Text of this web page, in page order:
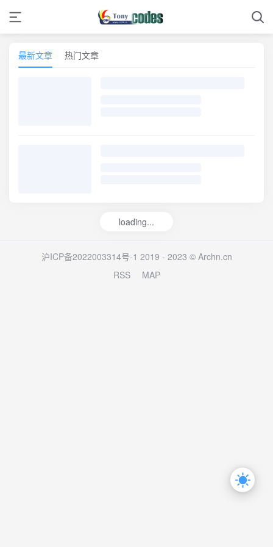
最新文章 热门文章
loading...
沪ICP备2022003314号-1 2019 - 2023 ©Archn.cn
RSS
MAP